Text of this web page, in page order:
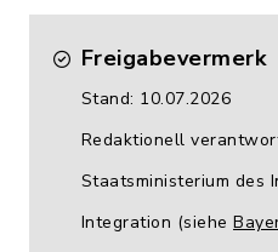
Freigabevermerk
Stand: 10.07.2026
Redaktionell
Staatsministerium des
Integration (siehe